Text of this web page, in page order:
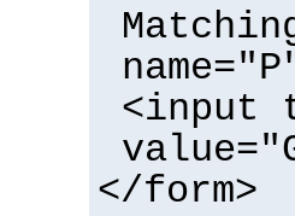
<input
</form>